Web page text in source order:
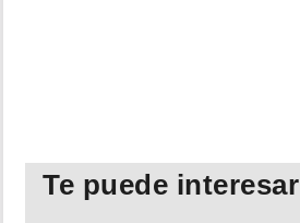
Te puede interesar